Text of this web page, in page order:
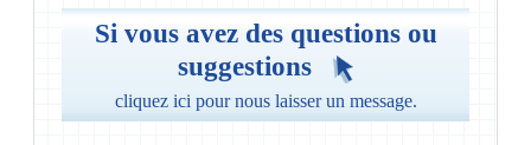
infractions au code de la route
Demande du permis de conduire électronique
pour les véhicules à moteur
Si vous avez des questions ou
suggestions
cliquez ici pour nous laisser un message.